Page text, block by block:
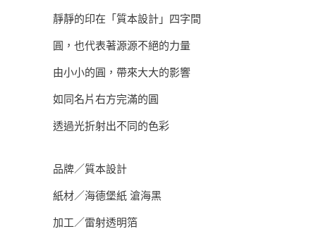
靜靜的印在「質本設計」四字間
圓，也代表著源源不絕的力量
由小小的圓，帶來大大的影響
如同名片右方完滿的圓
透過光折射出不同的色彩
品牌／質本設計
紙材／海德堡紙 滄海黑
加工／雷射透明箔